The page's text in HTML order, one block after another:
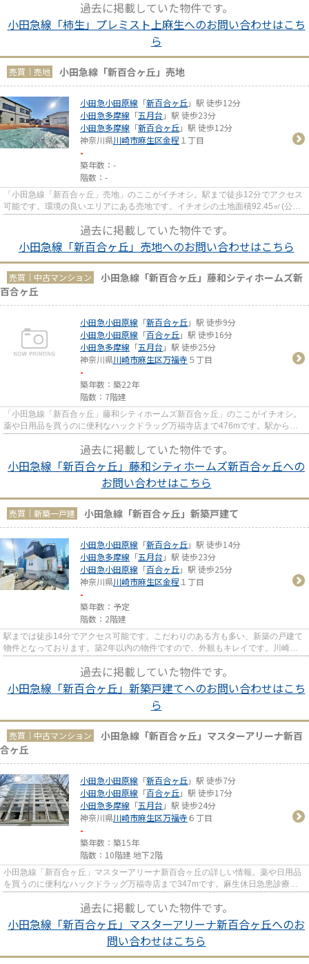
過去に掲載していた物件です。
小田急線「柿生」プレミスト上麻生へのお問い合わせはこち
ら
売買｜売地 小田急線「新百合ヶ丘」売地
小田急小田原線 「新百合ヶ丘」駅 徒歩12分
小田急多摩線 「五月台 」駅 徒歩23分
小田急多摩線 「新百合ヶ丘」駅 徒歩12分
神奈川県川崎市麻生区金程 １丁目
-
築年数：-
階数：-
「小田急線「新百合ヶ丘」売地」のここがイチオシ。駅まで徒歩12分でアクセス
可能です。環境の良いエリアにある売地です。イチオシの土地面積92.45㎡(公簿)
過去に掲載していた物件です。
小田急線「新百合ヶ丘」売地へのお問い合わせはこちら
売買｜中古マンション
小田急線「新百合ヶ丘」藤和シティホームズ新
百合ヶ丘
小田急小田原線 「新百合ヶ丘」駅 徒歩9分
小田急小田原線 「百合ヶ丘」駅 徒歩16分
小田急多摩線 「五月台 」駅 徒歩25分
神奈川県川崎市麻生区万福寺 ５丁目
-
築年数：築22年
階数：7階建
「小田急線「新百合ヶ丘」藤和シティホームズ新百合ヶ丘」のここがイチオシ。
薬や日用品を買うのに便利なハックドラッグ万福寺店まで476mです。駅から徒
過去に掲載していた物件です。
小田急線「新百合ヶ丘」藤和シティホームズ新百合ヶ丘への
お問い合わせはこちら
売買｜新築一戸建 小田急線「新百合ヶ丘」新築戸建て
小田急小田原線 「新百合ヶ丘」駅 徒歩14分
小田急多摩線 「五月台 」駅 徒歩23分
小田急小田原線 「百合ヶ丘」駅 徒歩25分
神奈川県川崎市麻生区金程 １丁目
-
築年数：予定
階数：2階建
駅までは徒歩14分でアクセス可能です。こだわりのある方も多い、新築の戸建て
物件となっております。築2年以内の物件ですので、外観もキレイです。川崎市
過去に掲載していた物件です。
小田急線「新百合ヶ丘」新築戸建てへのお問い合わせはこち
ら
売買｜中古マンション
小田急線「新百合ヶ丘」マスターアリーナ新百
合ヶ丘
小田急小田原線 「新百合ヶ丘」駅 徒歩7分
小田急小田原線 「百合ヶ丘」駅 徒歩17分
小田急多摩線 「五月台 」駅 徒歩24分
神奈川県川崎市麻生区万福寺６丁目
-
築年数：築15年
階数：10階建 地下2階
小田急線「新百合ヶ丘」マスターアリーナ新百合ヶ丘の詳しい情報。薬や日用品
を買うのに便利なハックドラッグ万福寺店まで347mです。麻生休日急患診療所
過去に掲載していた物件です。
小田急線「新百合ヶ丘」マスターアリーナ新百合ヶ丘へのお
問い合わせはこちら